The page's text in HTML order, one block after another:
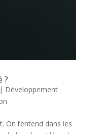
?
| Développement
On l’entend dans les